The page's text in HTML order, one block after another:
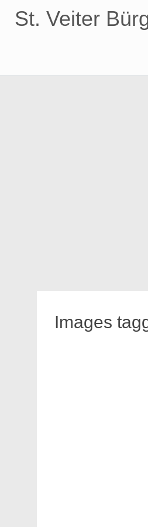
InhaltSt. Veiter
Images